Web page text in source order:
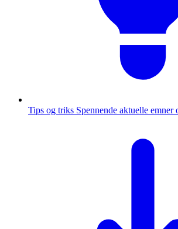
Tips og triks Spennende aktuelle emner